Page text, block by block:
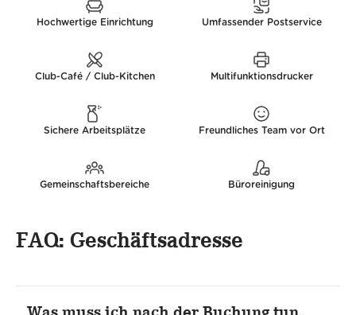
Hochwertige Einrichtung Umfassender Postservice
Club-Café / Club-Kitchen Multifunktionsdrucker
Sichere Arbeitsplätze Freundliches Team vor Ort
Gemeinschaftsbereiche Büroreinigung
FAQ: Geschäftsadresse